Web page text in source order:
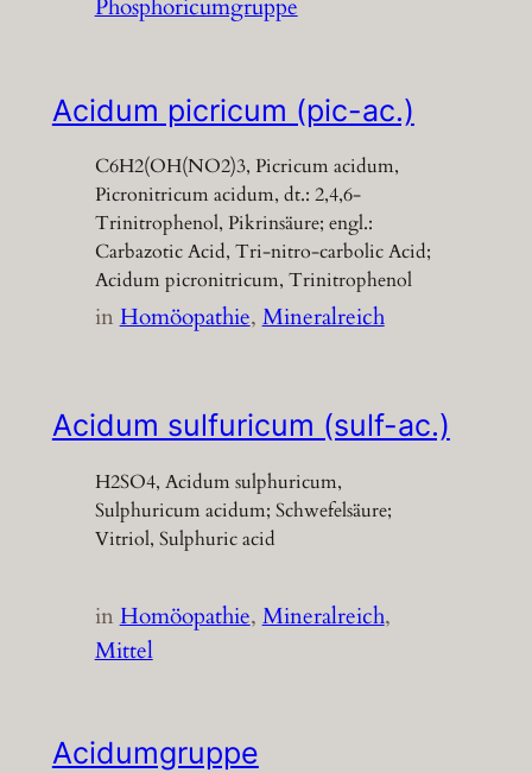
Phosphoricumgruppe
Acidum picricum (pic-ac.)
C6H2(OH(NO2)3, Picricum acidum,
Picronitricum acidum, dt.: 2,4,6-
Trinitrophenol, Pikrinsäure; engl.:
Carbazotic Acid, Tri-nitro-carbolic Acid;
Acidum picronitricum, Trinitrophenol
inHomöopathie, Mineralreich
Acidum sulfuricum (sulf-ac.)
H2SO4, Acidum sulphuricum,
Sulphuricum acidum; Schwefelsäure;
Vitriol, Sulphuric acid
inHomöopathie, Mineralreich
Mittel
Acidumgruppe